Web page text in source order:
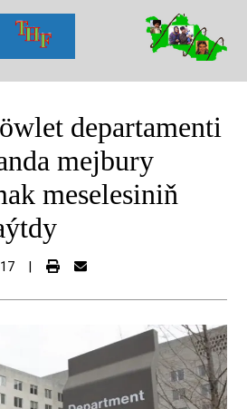
departamenti
mejbury
meselesiniň